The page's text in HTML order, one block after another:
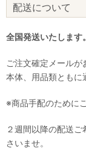
配送について
全国発送いたします
ご注文確定メール
本体、用品類ともに
※商品手配のために
２週間以降の配送
さいませ。